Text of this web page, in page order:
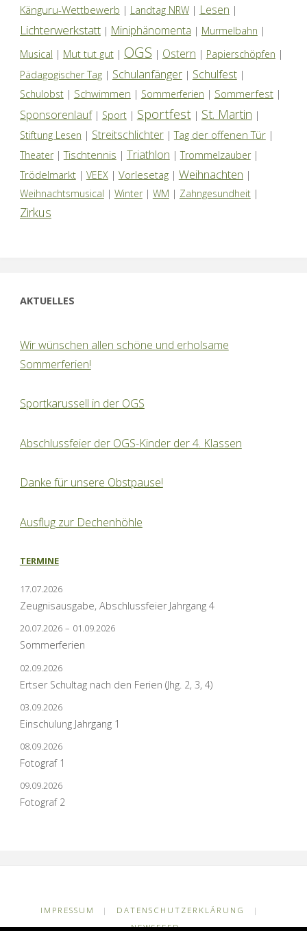
Känguru-Wettbewerb | Landtag NRW| Lesen |
Lichterwerkstatt| Miniphänomenta | Murmelbahn |
Musical | Mut tut gut| OGS | Ostern | Papierschöpfen |
Pädagogischer Tag| Schulanfänger| Schulfest|
Schulobst| Schwimmen | Sommerferien | Sommerfest|
Sponsorenlauf| Sport| Sportfest | St. Martin |
Stiftung Lesen | Streitschlichter|Tag der offenen Tür|
Theater|Tischtennis | Triathlon | Trommelzauber|
Trödelmarkt| VEEX | Vorlesetag| Weihnachten |
Weihnachtsmusical | Winter| WM | Zahngesundheit|
Zirkus
AKTUELLES
Wir wünschen allen schöne und erholsame
Sommerferien!
Sportkarussell in der OGS
Abschlussfeier der OGS-Kinder der 4. Klassen
Danke für unsere Obstpause!
Ausflug zur Dechenhöhle
TERMINE
17.07.2026
Zeugnisausgabe, Abschlussfeier Jahrgang 4
20.07.2026 – 01.09.2026
Sommerferien
02.09.2026
Ertser Schultag nach den Ferien (Jhg. 2, 3, 4)
03.09.2026
Einschulung Jahrgang 1
08.09.2026
Fotograf 1
09.09.2026
Fotograf 2
IMPRESSUM | DATENSCHUTZERKLÄRUNG
|
NEWSFEED